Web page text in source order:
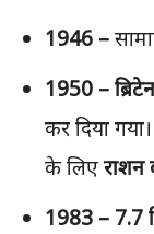
1946 –
1950 –ब्रिटेन
कर दिया
के लिएराशन
1983 – 7.7